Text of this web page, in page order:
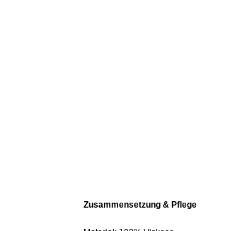
Zusammensetzung & Pflege